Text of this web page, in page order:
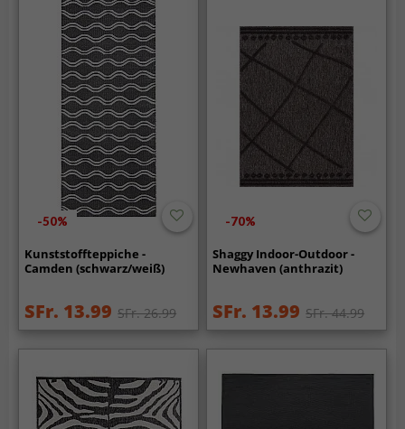
-50%
Kunststoffteppiche -
Camden (schwarz/weiß)
SFr. 13.99 SFr. 26.99
-70%
Shaggy Indoor-Outdoor -
Newhaven (anthrazit)
SFr. 13.99 SFr. 44.99